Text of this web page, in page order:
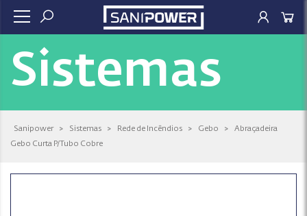
Sistemas
Sanipower > Sistemas > Rede de Incêndios > Gebo >
Abraçadeira
Gebo Curta P/Tubo Cobre